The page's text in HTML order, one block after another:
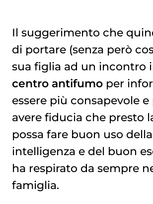
Il suggerimento che
di portare (senza però
sua figlia ad un incontro
centro antifumoper
essere più consapevole e
avere fiducia che presto
possa fare buon uso
intelligenza e del buon
ha respirato da sempre
famiglia.